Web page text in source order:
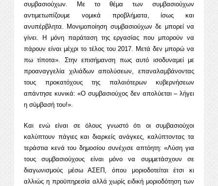
συμβασιούχων. Με το θέμα των συμβασιούχων
αντιμετωπίζουμε νομικά προβλήματα, ίσως και
ανυπέρβλητα. Μονιμοποίηση συμβασιούχων δε μπορεί να
γίνει. Η μόνη παράταση της εργασίας που μπορούν να
πάρουν είναι μέχρι το τέλος του 2017. Μετά δεν μπορώ να
πω τίποτα». Στην επισήμανση πως αυτό ισοδυναμεί με
προαναγγελία χιλιάδων απολύσεων, επαναλαμβάνοντας
τους προκατόχους της παλαιότερων κυβερνήσεων
απάντησε κυνικά: «Ο συμβασιούχος δεν απολύεται – λήγει
η σύμβασή του!».
Και ενώ είναι σε όλους γνωστό ότι οι συμβασιούχοι
καλύπτουν πάγιες και διαρκείς ανάγκες, καλύπτοντας τα
τεράστια κενά του δημοσίου συνέχισε απτόητη: «Λύση για
τους συμβασιούχους είναι μόνο να συμμετάσχουν σε
διαγωνισμούς μέσω ΑΣΕΠ, όπου μοριοδοτείται έτσι κι
αλλιώς η προϋπηρεσία αλλά χωρίς ειδική μοριοδότηση των